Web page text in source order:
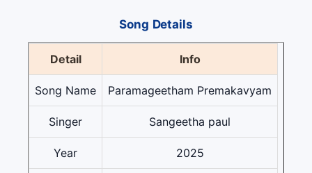
Song Details
Detail Info
Song Name Paramageetham Premakavyam
Singer Sangeetha paul
Year 2025